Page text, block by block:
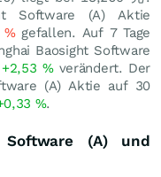
Software (A) Aktie
%gefallen. Auf 7 Tage
Baosight Software
+2,53 %verändert. Der
(A) Aktie auf 30
%.
Software (A) und